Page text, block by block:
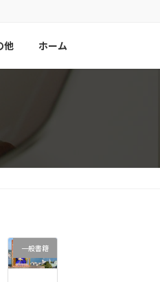
他 ホーム
一般書籍